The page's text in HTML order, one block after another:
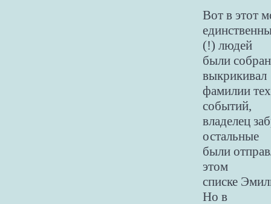
Вот в этот
(!) людей
были
выкрикивал
фамилии
событий,
владелец
остальные
были
этом
списке
Но в